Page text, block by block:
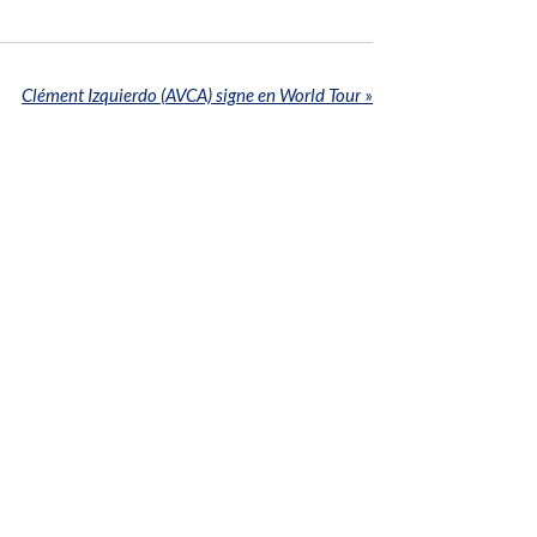
Clément Izquierdo (AVCA) signe en World Tour »